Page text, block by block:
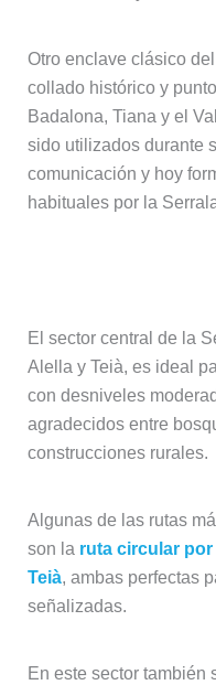
Otro enclave clásico
collado histórico y
Badalona, Tiana y el
sido utilizados durante
comunicación y hoy
habituales por la
El sector central de la
Alella y Teià, es ideal
con desniveles
agradecidos entre
construcciones rurales.
Algunas de las rutas
son la ruta circular por
Teià, ambas perfectas
señalizadas.
En este sector también